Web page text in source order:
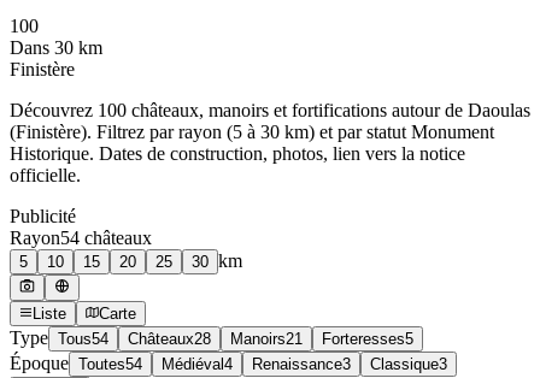
100
Dans 30 km
Finistère
Découvrez 100 châteaux, manoirs et fortifications autour de Daoulas
(Finistère). Filtrez par rayon (5 à 30 km) et par statut Monument
Historique. Dates de construction, photos, lien vers la notice
officielle.
Publicité
Rayon54 châteaux
5 10 15 20 25 30 km
Liste Carte
Type Tous54 Châteaux28 Manoirs21 Forteresses5
Époque Toutes54 Médiéval 4 Renaissance3 Classique3